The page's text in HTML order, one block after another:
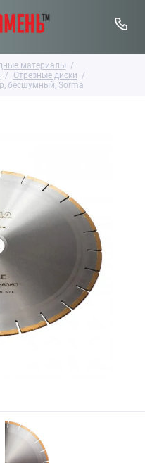
материалы
Отрезные диски
бесшумный, Sorma